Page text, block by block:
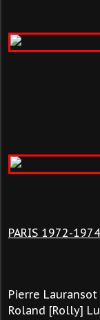
PARIS 1972-1974
Pierre
Roland [Rolly]